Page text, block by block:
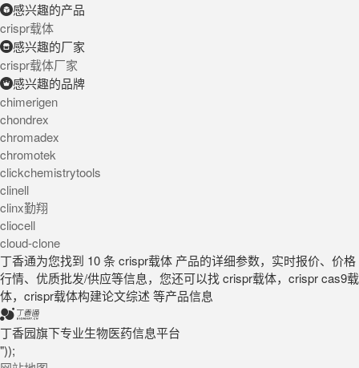
感兴趣的产品
crispr载体
感兴趣的厂家
crispr载体厂家
感兴趣的品牌
chimerigen
chondrex
chromadex
chromotek
clickchemistrytools
clinell
clinx勤翔
cliocell
cloud-clone
丁香通为您找到 10 条 crispr载体 产品的详细参数，实时报价、价格
行情、优质批发/供应等信息，您还可以找 crispr载体，crispr cas9载
体，crispr载体构建论文综述 等产品信息
丁香园旗下专业生物医药信息平台
"));